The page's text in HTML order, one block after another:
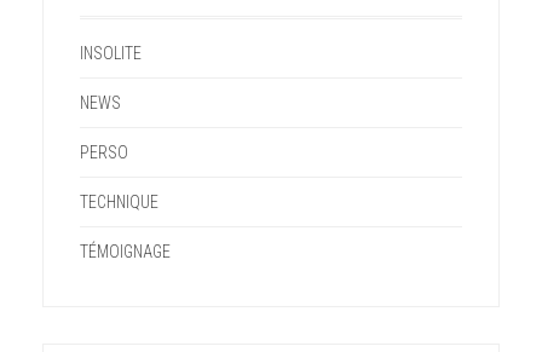
INSOLITE
NEWS
PERSO
TECHNIQUE
TÉMOIGNAGE